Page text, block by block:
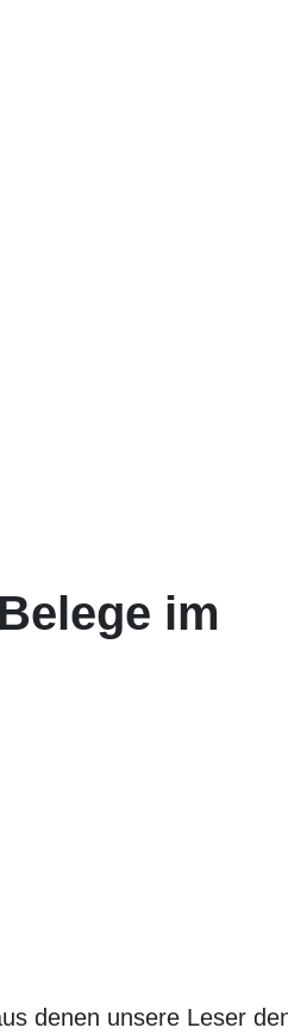
im
denen unsere Leser